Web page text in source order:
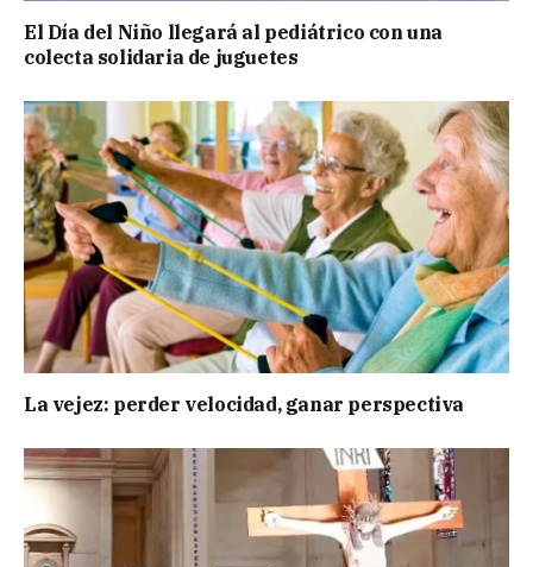
El Día del Niño llegará al pediátrico con una
colecta solidaria de juguetes
La vejez: perder velocidad, ganar perspectiva